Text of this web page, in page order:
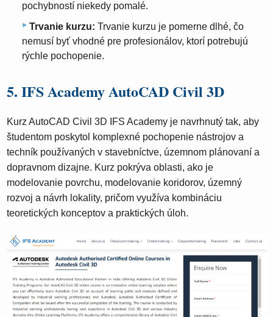
pochybností niekedy pomalé.
Trvanie kurzu: Trvanie kurzu je pomerne dlhé, čo
nemusí byť vhodné pre profesionálov, ktorí potrebujú
rýchle pochopenie.
5. IFS Academy AutoCAD Civil 3D
Kurz AutoCAD Civil 3D IFS Academy je navrhnutý tak, aby
študentom poskytol komplexné pochopenie nástrojov a
techník používaných v stavebníctve, územnom plánovaní a
dopravnom dizajne. Kurz pokrýva oblasti, ako je
modelovanie povrchu, modelovanie koridorov, územný
rozvoj a návrh lokality, pričom využíva kombináciu
teoretických konceptov a praktických úloh.